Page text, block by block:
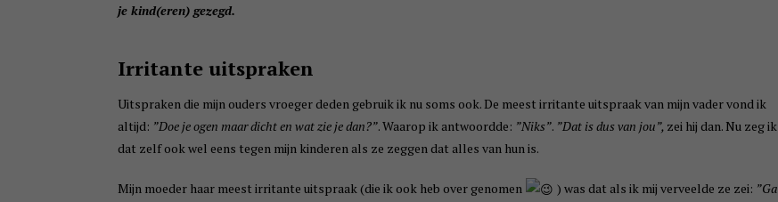
je kind(eren) gezegd.
Irritante uitspraken
Uitspraken die mijn ouders vroeger deden gebruik ik nu soms ook. De meest irritante uitspraak van mijn vader vond ik
altijd: ”Doe je ogen maar dicht en wat zie je dan?”. Waarop ik antwoordde: ”Niks”. ”Dat is dus van jou”, zei hij dan. Nu zeg ik
dat zelf ook wel eens tegen mijn kinderen als ze zeggen dat alles van hun is.
Mijn moeder haar meest irritante uitspraak (die ik ook heb over genomen ) was dat als ik mij verveelde ze zei: ”Ga